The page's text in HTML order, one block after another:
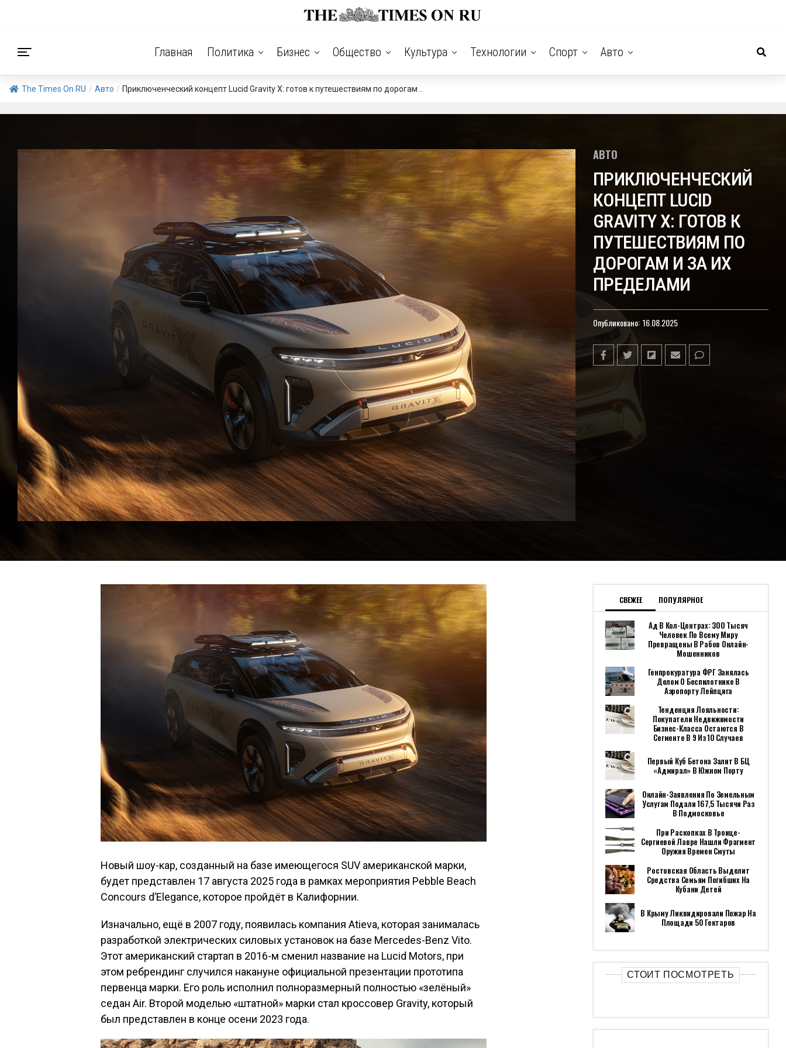
Главная Политика Бизнес Общество Культура Технологии Спорт Авто
The Times On RU / Авто / Приключенческий концепт Lucid Gravity X: готов к путешествиям по дорогам ..
АВТО
ПРИКЛЮЧЕНЧЕСКИЙ
КОНЦЕПТ LUCID
GRAVITY X: ГОТОВ К
ПУТЕШЕСТВИЯМ ПО
ДОРОГАМ И ЗА ИХ
ПРЕДЕЛАМИ
Опубликовано: 16.08.2025
Новый шоу-кар, созданный на базе имеющегося SUV американской марки,
будет представлен 17 августа 2025 года в рамках мероприятия Pebble Beach
Concours d’Elegance, которое пройдёт в Калифорнии.
Изначально, ещё в 2007 году, появилась компания Atieva, которая занималась
разработкой электрических силовых установок на базе Mercedes-Benz Vito.
Этот американский стартап в 2016-м сменил название на Lucid Motors, при
этом ребрендинг случился накануне официальной презентации прототипа
первенца марки. Его роль исполнил полноразмерный полностью «зелёный»
седан Air. Второй моделью «штатной» марки стал кроссовер Gravity, который
был представлен в конце осени 2023 года.
СВЕЖЕЕ ПОПУЛЯРНОЕ
Ад В Кол-Центрах: 300 Тысяч
Человек По Всему Миру
Превращены В Рабов Онлайн-
Мошенников
Генпрокуратура ФРГ Занялась
Делом О Беспилотнике В
Аэропорту Лейпцига
Тенденция Лояльности:
Покупатели Недвижимости
Бизнес-Класса Остаются В
Сегменте В 9 Из 10 Случаев
Первый Куб Бетона Залит В БЦ
«Адмирал» В Южном Порту
Онлайн-Заявления По Земельным
Услугам Подали 167,5 Тысячи Раз
В Подмосковье
При Раскопках В Троице-
Сергиевой Лавре Нашли Фрагмент
Оружия Времен Смуты
Ростовская Область Выделит
Средства Семьям Погибших На
Кубани Детей
В Крыму Ликвидировали Пожар На
Площади 50 Гектаров
СТОИТ ПОСМОТРЕТЬ